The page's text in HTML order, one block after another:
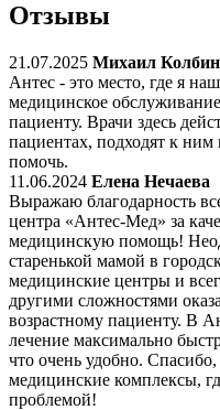
Отзывы
21.07.2025 Михаил Колбин
Антес - это место, где я
медицинское
пациенту. Врачи здесь
пациентах, подходят к ним
помочь.
11.06.2024 Елена Нечаева
Выражаю благодарность
центра «Антес-Мед» за
медицинскую помощь!
старенькой мамой в
медицинские центры и
другими сложностями
возрастному пациенту. В
лечение максимально
что очень удобно.
медицинские комплексы,
проблемой!